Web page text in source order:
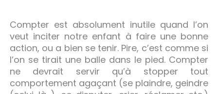
Compter est absolument inutile quand l’on
veut inciter notre enfant à faire une bonne
action, ou a bien se tenir. Pire, c’est comme si
l’on se tirait une balle dans le pied. Compter
ne devrait servir qu’à stopper tout
comportement agaçant (se plaindre, geindre